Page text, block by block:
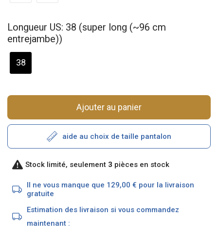
Longueur US: 38 (super long (~96 cm
entrejambe))
38
Ajouter au panier
aide au choix de taille pantalon
Stock limité, seulement 3 pièces en stock
Il ne vous manque que 129,00 € pour la livraison
gratuite
Estimation des livraison si vous commandez
maintenant :